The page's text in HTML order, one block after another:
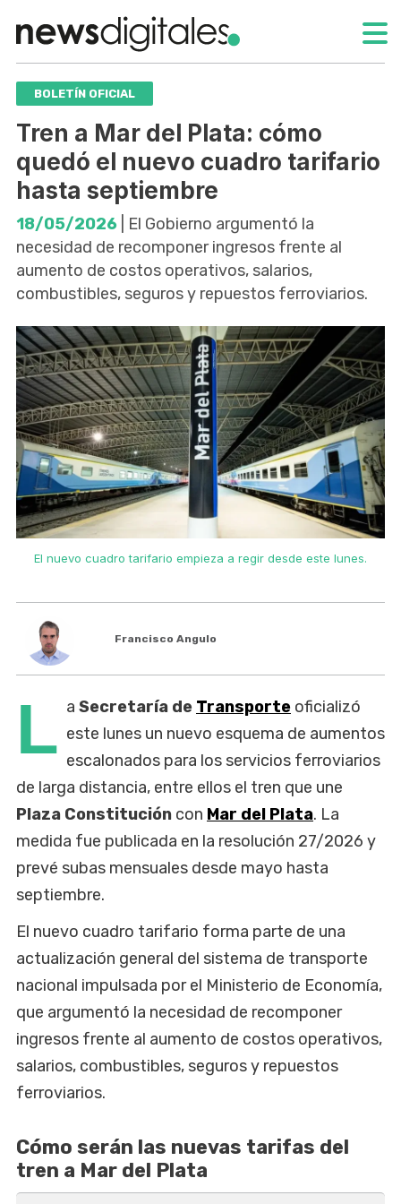
BOLETÍN OFICIAL
Tren a Mar del Plata: cómo
quedó el nuevo cuadro tarifario
hasta septiembre
18/05/2026 | El Gobierno argumentó la
necesidad de recomponer ingresos frente al
aumento de costos operativos, salarios,
combustibles, seguros y repuestos ferroviarios.
El nuevo cuadro tarifario empieza a regir desde este lunes.
Francisco Angulo
L a Secretaría de Transporte oficializó
este lunes un nuevo esquema de aumentos
escalonados para los servicios ferroviarios
de larga distancia, entre ellos el tren que une
Plaza Constitución con Mar del Plata. La
medida fue publicada en la resolución 27/2026 y
prevé subas mensuales desde mayo hasta
septiembre.
El nuevo cuadro tarifario forma parte de una
actualización general del sistema de transporte
nacional impulsada por el Ministerio de Economía,
que argumentó la necesidad de recomponer
ingresos frente al aumento de costos operativos,
salarios, combustibles, seguros y repuestos
ferroviarios.
Cómo serán las nuevas tarifas del
tren a Mar del Plata